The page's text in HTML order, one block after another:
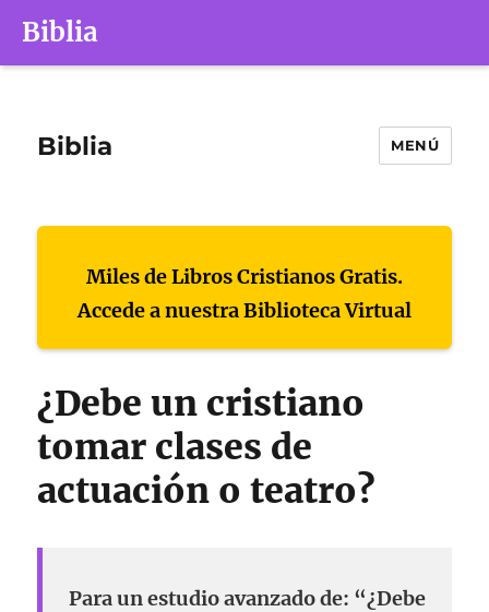
Biblia
Biblia MENÚ
Miles de Libros Cristianos Gratis.
Accede a nuestra Biblioteca Virtual
¿Debe un cristiano
tomar clases de
actuación o teatro?
Para un estudio avanzado de: “¿Debe